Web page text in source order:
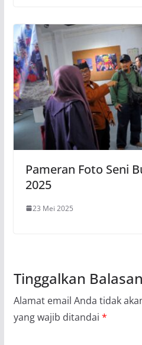
Pameran Foto Seni
2025
23 Mei 2025
Tinggalkan Balasan
Alamat email Anda tidak
yang wajib ditandai *